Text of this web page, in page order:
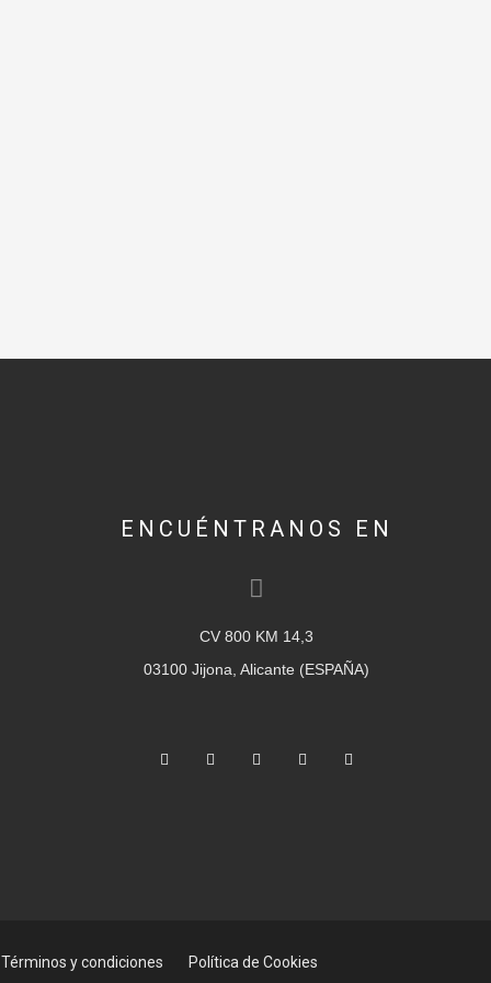
ENCUÉNTRANOS EN
CV 800 KM 14,3
03100 Jijona, Alicante (ESPAÑA)
Términos y condiciones Política de Cookies